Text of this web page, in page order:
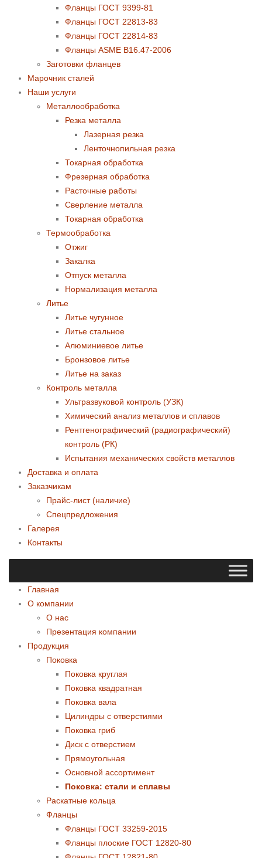
Фланцы ГОСТ 9399-81
Фланцы ГОСТ 22813-83
Фланцы ГОСТ 22814-83
Фланцы ASME B16.47-2006
Заготовки фланцев
Марочник сталей
Наши услуги
Металлообработка
Резка металла
Лазерная резка
Ленточнопильная резка
Токарная обработка
Фрезерная обработка
Расточные работы
Сверление металла
Токарная обработка
Термообработка
Отжиг
Закалка
Отпуск металла
Нормализация металла
Литье
Литье чугунное
Литье стальное
Алюминиевое литье
Бронзовое литье
Литье на заказ
Контроль металла
Ультразвуковой контроль (УЗК)
Химический анализ металлов и сплавов
Рентгенографический (радиографический)
контроль (РК)
Испытания механических свойств металлов
Доставка и оплата
Заказчикам
Прайс-лист (наличие)
Спецпредложения
Галерея
Контакты
Главная
О компании
О нас
Презентация компании
Продукция
Поковка
Поковка круглая
Поковка квадратная
Поковка вала
Цилиндры с отверстиями
Поковка гриб
Диск с отверстием
Прямоугольная
Основной ассортимент
Поковка: cтали и сплавы
Раскатные кольца
Фланцы
Фланцы ГОСТ 33259-2015
Фланцы плоские ГОСТ 12820-80